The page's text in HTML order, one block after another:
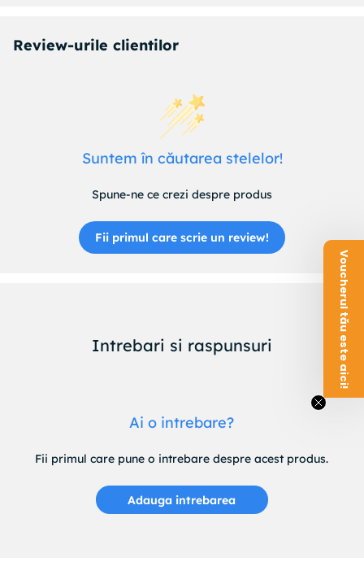
Port audio
Rezolutie video
Continut pachet:
Review-urile clientilor
Suntem în căutarea stelelor!
Spune-ne ce crezi despre produs
Fii primul care scrie un review!
Intrebari si raspunsuri
Ai o intrebare?
Fii primul care pune o intrebare despre acest produs.
Adauga intrebarea
Voucherul tău este aici!